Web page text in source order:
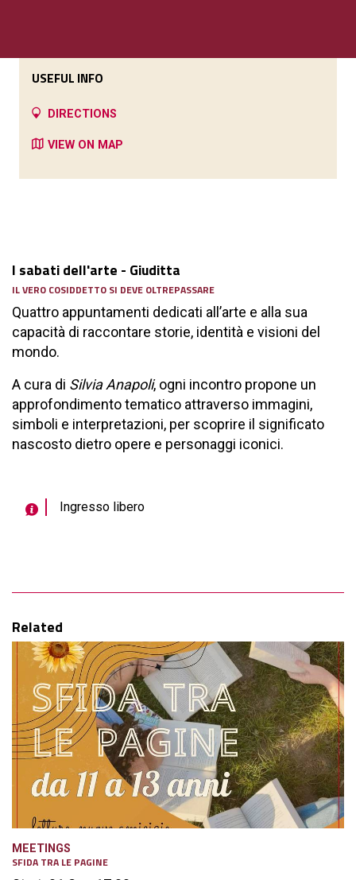
I sabati dell'arte - Giuditta
IL VERO COSIDDETTO SI DEVE OLTREPASSARE
Quattro appuntamenti dedicati all’arte e alla sua
capacità di raccontare storie, identità e visioni del
mondo.
A cura di Silvia Anapoli, ogni incontro propone un
approfondimento tematico attraverso immagini,
simboli e interpretazioni, per scoprire il significato
nascosto dietro opere e personaggi iconici.
Ingresso libero
Related
MEETINGS
SFIDA TRA LE PAGINE
USEFUL INFO
DIRECTIONS
VIEW ON MAP